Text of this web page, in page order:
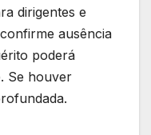
dirigentes e
ausência
poderá
Se houver